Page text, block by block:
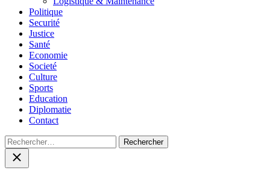
Politique
Securité
Justice
Santé
Economie
Societé
Culture
Sports
Education
Diplomatie
Contact
Rechercher :
Close
search